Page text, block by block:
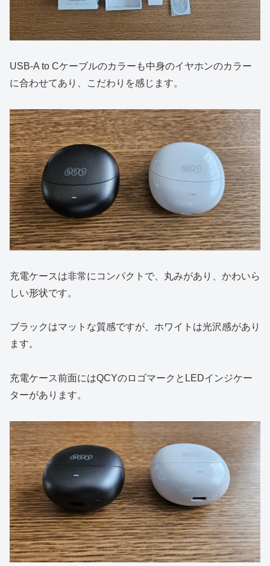
USB-A to Cケーブルのカラーも中身のイヤホンのカラー
に合わせてあり、こだわりを感じます。
充電ケースは非常にコンパクトで、丸みがあり、かわいら
しい形状です。
ブラックはマットな質感ですが、ホワイトは光沢感があり
ます。
充電ケース前面にはQCYのロゴマークとLEDインジケー
ターがあります。